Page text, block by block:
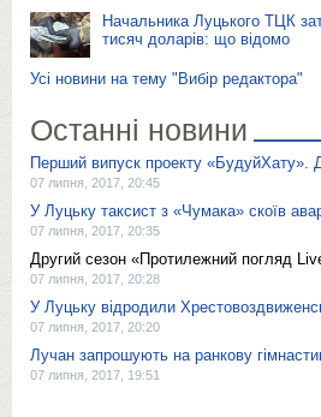
Начальника Луцького ТЦК
тисяч доларів: що відомо
Усі новини на тему "Вибір редактора"
Останні новини
Перший випуск проекту «БудуйХату».
07 липня, 2017, 20:45
У Луцьку таксист з «Чумака» скоїв
07 липня, 2017, 20:35
Другий сезон «Протилежний погляд
07 липня, 2017, 20:28
У Луцьку відродили
07 липня, 2017, 20:20
Лучан запрошують на ранкову
07 липня, 2017, 19:51